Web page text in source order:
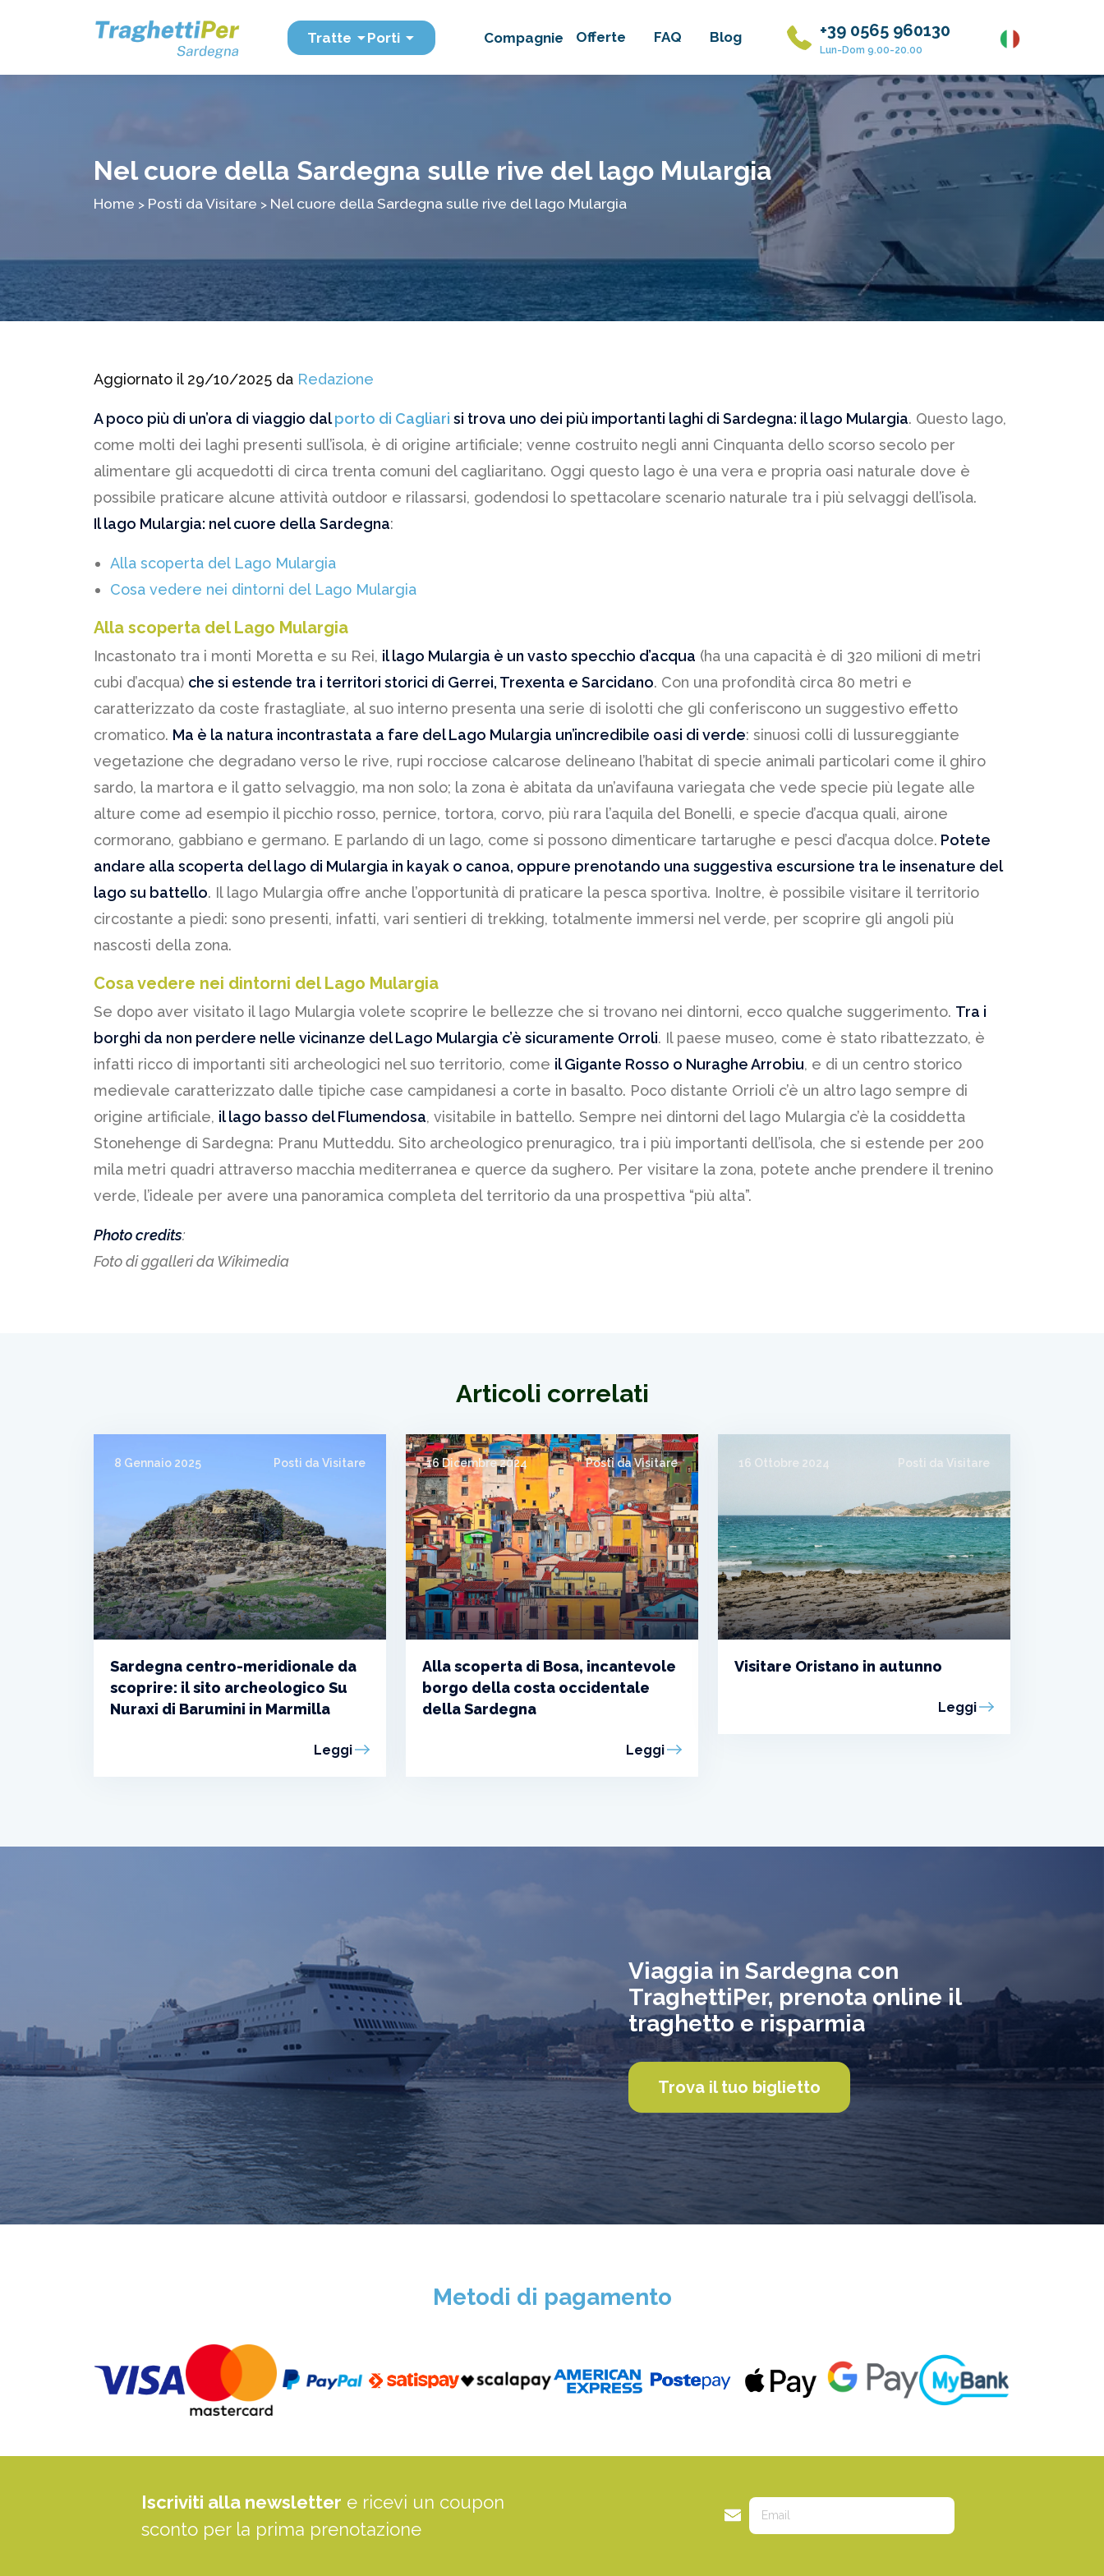
Tratte Porti Compagnie Offerte FAQ Blog +39 0565 960130
Lun-Dom 9.00-20.00
Nel cuore della Sardegna sulle rive del lago Mulargia
Home Posti da Visitare Nel cuore della Sardegna sulle rive del lago Mulargia
Aggiornato il 29/10/2025 da Redazione
A poco più di un’ora di viaggio dalporto di Cagliari si trova uno dei più importanti laghi di Sardegna: il lago Mulargia. Questo lago,
come molti dei laghi presenti sull’isola, è di origine artificiale; venne costruito negli anni Cinquanta dello scorso secolo per
alimentare gli acquedotti di circa trenta comuni del cagliaritano. Oggi questo lago è una vera e propria oasi naturale dove è
possibile praticare alcune attività outdoor e rilassarsi, godendosi lo spettacolare scenario naturale tra i più selvaggi dell’isola.
Il lago Mulargia: nel cuore della Sardegna:
Alla scoperta del Lago Mulargia
Cosa vedere nei dintorni del Lago Mulargia
Alla scoperta del Lago Mulargia
Incastonato tra i monti Moretta e su Rei, il lago Mulargia è un vasto specchio d’acqua (ha una capacità è di 320 milioni di metri
cubi d’acqua) che si estende tra i territori storici di Gerrei, Trexenta e Sarcidano. Con una profondità circa 80 metri e
caratterizzato da coste frastagliate, al suo interno presenta una serie di isolotti che gli conferiscono un suggestivo effetto
cromatico. Ma è la natura incontrastata a fare del Lago Mulargia un’incredibile oasi di verde: sinuosi colli di lussureggiante
vegetazione che degradano verso le rive, rupi rocciose calcarose delineano l’habitat di specie animali particolari come il ghiro
sardo, la martora e il gatto selvaggio, ma non solo; la zona è abitata da un’avifauna variegata che vede specie più legate alle
alture come ad esempio il picchio rosso, pernice, tortora, corvo, più rara l’aquila del Bonelli, e specie d’acqua quali, airone
cormorano, gabbiano e germano. E parlando di un lago, come si possono dimenticare tartarughe e pesci d’acqua dolce. Potete
andare alla scoperta del lago di Mulargia in kayak o canoa, oppure prenotando una suggestiva escursione tra le insenature del
lago su battello. Il lago Mulargia offre anche l’opportunità di praticare la pesca sportiva. Inoltre, è possibile visitare il territorio
circostante a piedi: sono presenti, infatti, vari sentieri di trekking, totalmente immersi nel verde, per scoprire gli angoli più
nascosti della zona.
Cosa vedere nei dintorni del Lago Mulargia
Se dopo aver visitato il lago Mulargia volete scoprire le bellezze che si trovano nei dintorni, ecco qualche suggerimento. Tra i
borghi da non perdere nelle vicinanze del Lago Mulargia c’è sicuramente Orroli. Il paese museo, come è stato ribattezzato, è
infatti ricco di importanti siti archeologici nel suo territorio, come il Gigante Rosso o Nuraghe Arrobiu, e di un centro storico
medievale caratterizzato dalle tipiche case campidanesi a corte in basalto. Poco distante Orrioli c’è un altro lago sempre di
origine artificiale, il lago basso del Flumendosa, visitabile in battello. Sempre nei dintorni del lago Mulargia c’è la cosiddetta
Stonehenge di Sardegna: Pranu Mutteddu. Sito archeologico prenuragico, tra i più importanti dell’isola, che si estende per 200
mila metri quadri attraverso macchia mediterranea e querce da sughero. Per visitare la zona, potete anche prendere il trenino
verde, l’ideale per avere una panoramica completa del territorio da una prospettiva “più alta”.
Photo credits:
Foto di ggalleri da Wikimedia
Articoli correlati
8 Gennaio 2025 Posti da Visitare
Sardegna centro-meridionale da
scoprire: il sito archeologico Su
Nuraxi di Barumini in Marmilla
Leggi
16 Dicembre 2024 Posti da Visitare
Alla scoperta di Bosa, incantevole
borgo della costa occidentale
della Sardegna
Leggi
16 Ottobre 2024 Posti da Visitare
Visitare Oristano in autunno
Leggi
Viaggia in Sardegna con
TraghettiPer, prenota online il
traghetto e risparmia
Trova il tuo biglietto
Metodi di pagamento
Iscriviti alla newsletter e ricevi un coupon
sconto per la prima prenotazione